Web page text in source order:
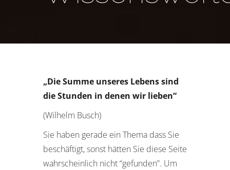
„Die Summe unseres Lebens sind
die Stunden in denen wir lieben“
(Wilhelm Busch)
Sie haben gerade ein Thema dass Sie
beschäftigt, sonst hätten Sie diese Seite
wahrscheinlich nicht “gefunden”. Um